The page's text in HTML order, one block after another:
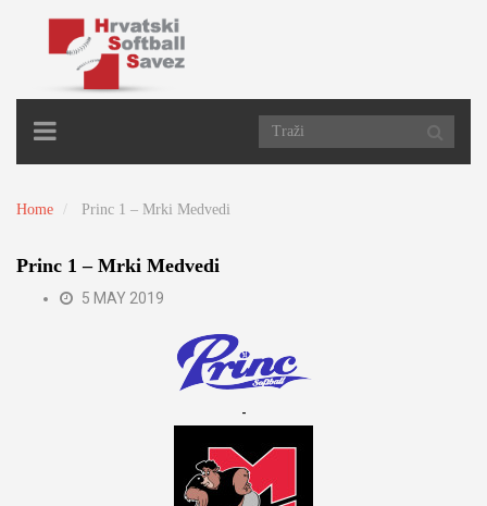
TOGGLE
Home Princ 1 – Mrki Medvedi
Princ 1 – Mrki Medvedi
5 MAY 2019
-